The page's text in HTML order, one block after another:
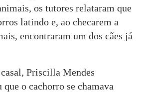
os tutores relataram que
latindo e, ao checarem a
encontraram um dos cães já
Priscilla Mendes
o cachorro se chamava